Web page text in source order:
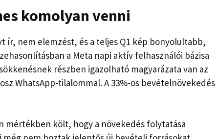
komolyan venni
ír, nem elemzést, és a teljes Q1 kép bonyolultabb,
a Meta napi aktív felhasználói bázisa
részben igazolható magyarázata van az
WhatsApp-tilalommal. A 33%-os bevételnövekedés
mértékben költ, hogy a növekedés folytatása